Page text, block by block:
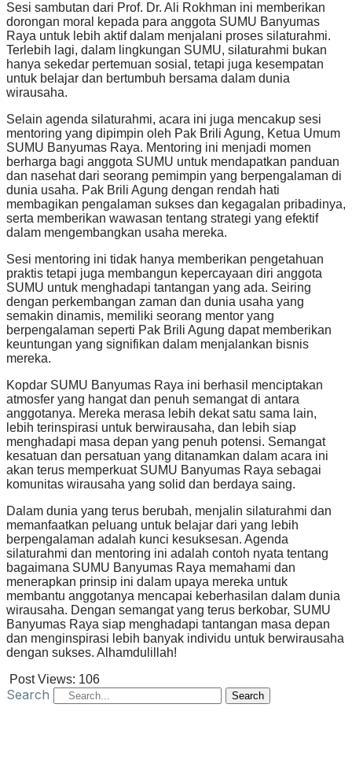
Sesi sambutan dari Prof. Dr. Ali Rokhman ini memberikan
dorongan moral kepada para anggota SUMU Banyumas
Raya untuk lebih aktif dalam menjalani proses silaturahmi.
Terlebih lagi, dalam lingkungan SUMU, silaturahmi bukan
hanya sekedar pertemuan sosial, tetapi juga kesempatan
untuk belajar dan bertumbuh bersama dalam dunia
wirausaha.
Selain agenda silaturahmi, acara ini juga mencakup sesi
mentoring yang dipimpin oleh Pak Brili Agung, Ketua Umum
SUMU Banyumas Raya. Mentoring ini menjadi momen
berharga bagi anggota SUMU untuk mendapatkan panduan
dan nasehat dari seorang pemimpin yang berpengalaman di
dunia usaha. Pak Brili Agung dengan rendah hati
membagikan pengalaman sukses dan kegagalan pribadinya,
serta memberikan wawasan tentang strategi yang efektif
dalam mengembangkan usaha mereka.
Sesi mentoring ini tidak hanya memberikan pengetahuan
praktis tetapi juga membangun kepercayaan diri anggota
SUMU untuk menghadapi tantangan yang ada. Seiring
dengan perkembangan zaman dan dunia usaha yang
semakin dinamis, memiliki seorang mentor yang
berpengalaman seperti Pak Brili Agung dapat memberikan
keuntungan yang signifikan dalam menjalankan bisnis
mereka.
Kopdar SUMU Banyumas Raya ini berhasil menciptakan
atmosfer yang hangat dan penuh semangat di antara
anggotanya. Mereka merasa lebih dekat satu sama lain,
lebih terinspirasi untuk berwirausaha, dan lebih siap
menghadapi masa depan yang penuh potensi. Semangat
kesatuan dan persatuan yang ditanamkan dalam acara ini
akan terus memperkuat SUMU Banyumas Raya sebagai
komunitas wirausaha yang solid dan berdaya saing.
Dalam dunia yang terus berubah, menjalin silaturahmi dan
memanfaatkan peluang untuk belajar dari yang lebih
berpengalaman adalah kunci kesuksesan. Agenda
silaturahmi dan mentoring ini adalah contoh nyata tentang
bagaimana SUMU Banyumas Raya memahami dan
menerapkan prinsip ini dalam upaya mereka untuk
membantu anggotanya mencapai keberhasilan dalam dunia
wirausaha. Dengan semangat yang terus berkobar, SUMU
Banyumas Raya siap menghadapi tantangan masa depan
dan menginspirasi lebih banyak individu untuk berwirausaha
dengan sukses. Alhamdulillah!
Post Views: 106
Search Search